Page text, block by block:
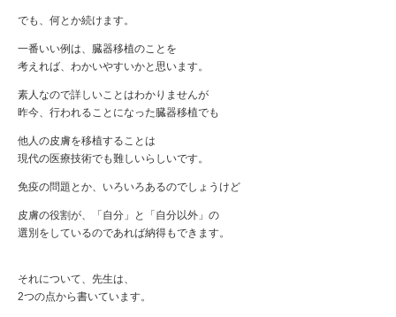
でも、何とか続けます。
一番いい例は、臓器移植のことを
考えれば、わかいやすいかと思います。
素人なので詳しいことはわかりませんが
昨今、行われることになった臓器移植でも
他人の皮膚を移植することは
現代の医療技術でも難しいらしいです。
免疫の問題とか、いろいろあるのでしょうけど
皮膚の役割が、「自分」と「自分以外」の
選別をしているのであれば納得もできます。
それについて、先生は、
2つの点から書いています。